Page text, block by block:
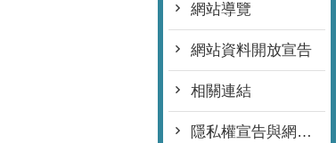
網站導覽
網站資料開放宣告
相關連結
隱私權宣告與網站安全政策